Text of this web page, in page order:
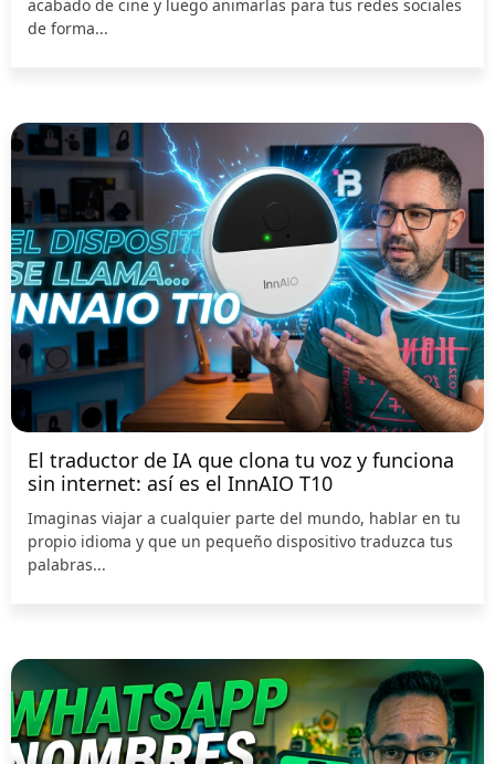
acabado de cine y luego animarlas para tus redes sociales
de forma...
El traductor de IA que clona tu voz y funciona
sin internet: así es el InnAIO T10
Imaginas viajar a cualquier parte del mundo, hablar en tu
propio idioma y que un pequeño dispositivo traduzca tus
palabras...